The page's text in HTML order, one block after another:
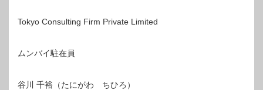
Tokyo Consulting Firm Private Limited
ムンバイ駐在員
谷川 千裕（たにがわ ちひろ）